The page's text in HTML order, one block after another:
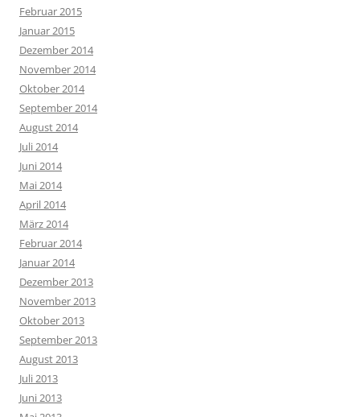
Februar 2015
Januar 2015
Dezember 2014
November 2014
Oktober 2014
September 2014
August 2014
Juli 2014
Juni 2014
Mai 2014
April 2014
März 2014
Februar 2014
Januar 2014
Dezember 2013
November 2013
Oktober 2013
September 2013
August 2013
Juli 2013
Juni 2013